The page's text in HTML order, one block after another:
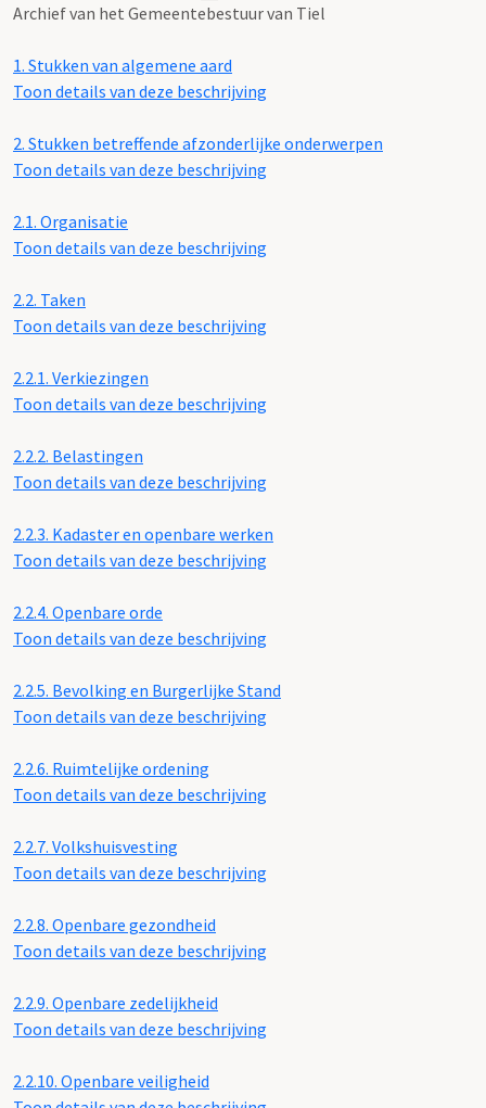
Archief van het Gemeentebestuur van Tiel
1. Stukken van algemene aard
Toon details van deze beschrijving
2. Stukken betreffende afzonderlijke onderwerpen
Toon details van deze beschrijving
2.1. Organisatie
Toon details van deze beschrijving
2.2. Taken
Toon details van deze beschrijving
2.2.1. Verkiezingen
Toon details van deze beschrijving
2.2.2. Belastingen
Toon details van deze beschrijving
2.2.3. Kadaster en openbare werken
Toon details van deze beschrijving
2.2.4. Openbare orde
Toon details van deze beschrijving
2.2.5. Bevolking en Burgerlijke Stand
Toon details van deze beschrijving
2.2.6. Ruimtelijke ordening
Toon details van deze beschrijving
2.2.7. Volkshuisvesting
Toon details van deze beschrijving
2.2.8. Openbare gezondheid
Toon details van deze beschrijving
2.2.9. Openbare zedelijkheid
Toon details van deze beschrijving
2.2.10. Openbare veiligheid